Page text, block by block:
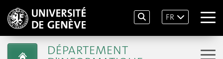
FR
DÉPARTEMENT